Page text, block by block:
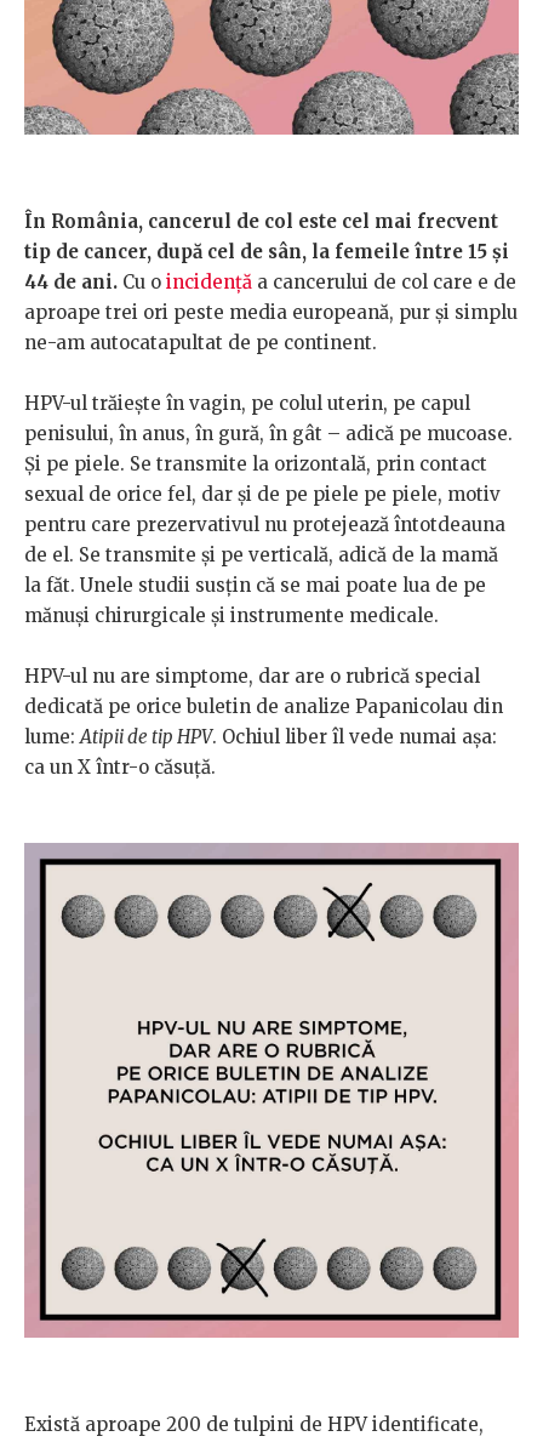
În România, cancerul de col este cel mai frecvent
tip de cancer, după cel de sân, la femeile între 15 și
44 de ani. Cu o incidență a cancerului de col care e de
aproape trei ori peste media europeană, pur și simplu
ne-am autocatapultat de pe continent.
HPV-ul trăiește în vagin, pe colul uterin, pe capul
penisului, în anus, în gură, în gât – adică pe mucoase.
Și pe piele. Se transmite la orizontală, prin contact
sexual de orice fel, dar și de pe piele pe piele, motiv
pentru care prezervativul nu protejează întotdeauna
de el. Se transmite și pe verticală, adică de la mamă
la făt. Unele studii susțin că se mai poate lua de pe
mănuși chirurgicale și instrumente medicale.
HPV-ul nu are simptome, dar are o rubrică special
dedicată pe orice buletin de analize Papanicolau din
lume:Atipii de tip HPV. Ochiul liber îl vede numai așa:
ca un X într-o căsuță.
Există aproape 200 de tulpini de HPV identificate,